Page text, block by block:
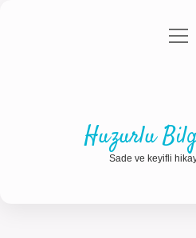
Gizlilik
Huzurlu
Sade ve keyifli